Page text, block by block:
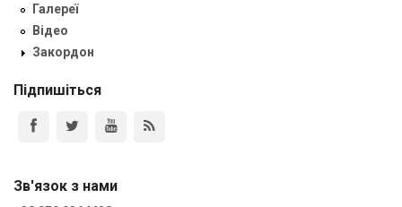
Галереї
Відео
Закордон
Підпишіться
Зв'язок з нами